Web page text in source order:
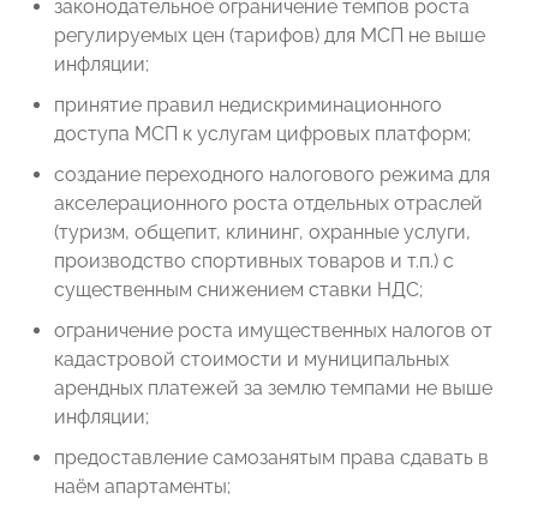
законодательное ограничение темпов роста
регулируемых цен (тарифов) для МСП не выше
инфляции;
принятие правил недискриминационного
доступа МСП к услугам цифровых платформ;
создание переходного налогового режима для
акселерационного роста отдельных отраслей
(туризм, общепит, клининг, охранные услуги,
производство спортивных товаров и т.п.) с
существенным снижением ставки НДС;
ограничение роста имущественных налогов от
кадастровой стоимости и муниципальных
арендных платежей за землю темпами не выше
инфляции;
предоставление самозанятым права сдавать в
наём апартаменты;